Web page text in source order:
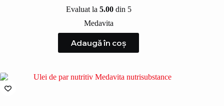
Evaluat la 5.00din 5
Medavita
Adaugă în coș